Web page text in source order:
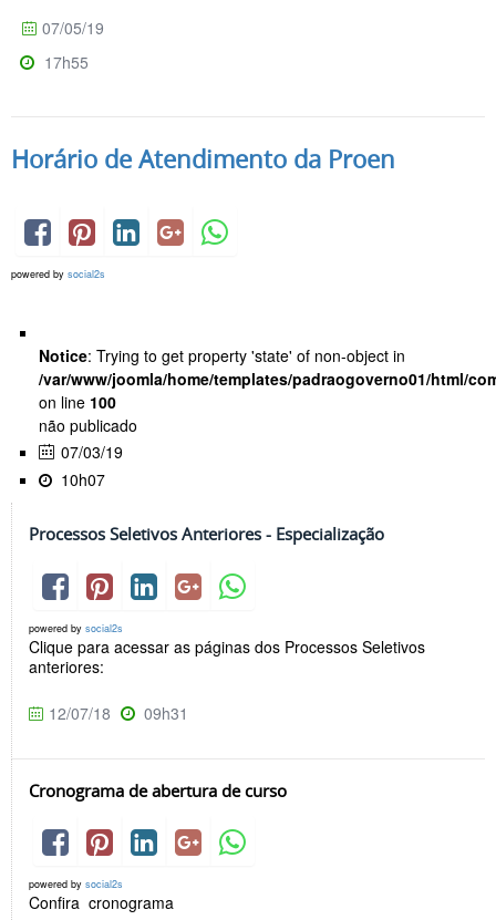
07/05/19
17h55
Horário de Atendimento da Proen
powered by social2s
Notice: Trying to get property 'state' of non-object in
/var/www/joomla/home/templates/padraogoverno01/html/
on line 100
não publicado
07/03/19
10h07
Processos Seletivos Anteriores - Especialização
powered by social2s
Clique para acessar as páginas dos Processos Seletivos
anteriores:
12/07/18 09h31
Cronograma de abertura de curso
powered by social2s
Confira cronograma